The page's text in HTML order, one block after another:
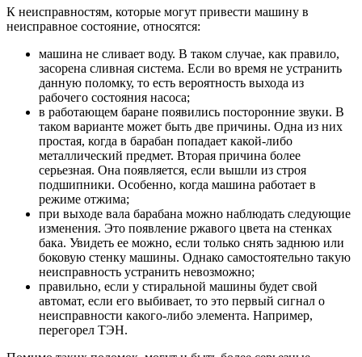
К неисправностям, которые могут привести машину в
неисправное состояние, относятся:
машина не сливает воду. В таком случае, как правило,
засорена сливная система. Если во время не устранить
данную поломку, то есть вероятность выхода из
рабочего состояния насоса;
в работающем баране появились посторонние звуки. В
таком варианте может быть две причины. Одна из них
простая, когда в барабан попадает какой-либо
металлический предмет. Вторая причина более
серьезная. Она появляется, если вышли из строя
подшипники. Особенно, когда машина работает в
режиме отжима;
при выходе вала барабана можно наблюдать следующие
изменения. Это появление ржавого цвета на стенках
бака. Увидеть ее можно, если только снять заднюю или
боковую стенку машины. Однако самостоятельно такую
неисправность устранить невозможно;
правильно, если у стиральной машины будет свой
автомат, если его выбивает, то это первый сигнал о
неисправности какого-либо элемента. Например,
перегорел ТЭН.